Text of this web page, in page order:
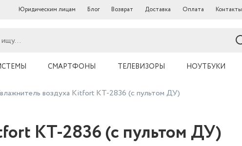
Юридическим лицам Блог Возврат Доставка Оплата Контакты
СМАРТФОНЫ ТЕЛЕВИЗОРЫ НОУТБУКИ
воздуха Kitfort КТ-2836 (с пультом ДУ)
КТ-2836 (с пультом ДУ)